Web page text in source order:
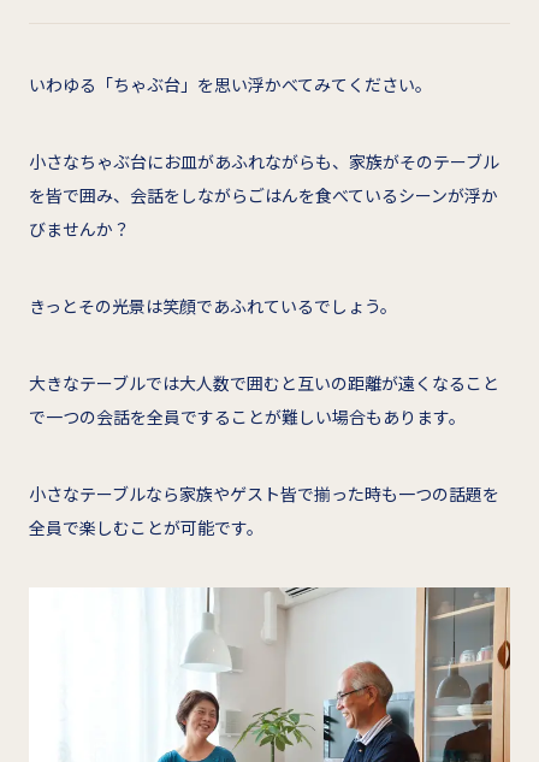
いわゆる「ちゃぶ台」を思い浮かべてみてください。
小さなちゃぶ台にお皿があふれながらも、家族がそのテーブル
を皆で囲み、会話をしながらごはんを食べているシーンが浮か
びませんか？
きっとその光景は笑顔であふれているでしょう。
大きなテーブルでは大人数で囲むと互いの距離が遠くなること
で一つの会話を全員ですることが難しい場合もあります。
小さなテーブルなら家族やゲスト皆で揃った時も一つの話題を
全員で楽しむことが可能です。